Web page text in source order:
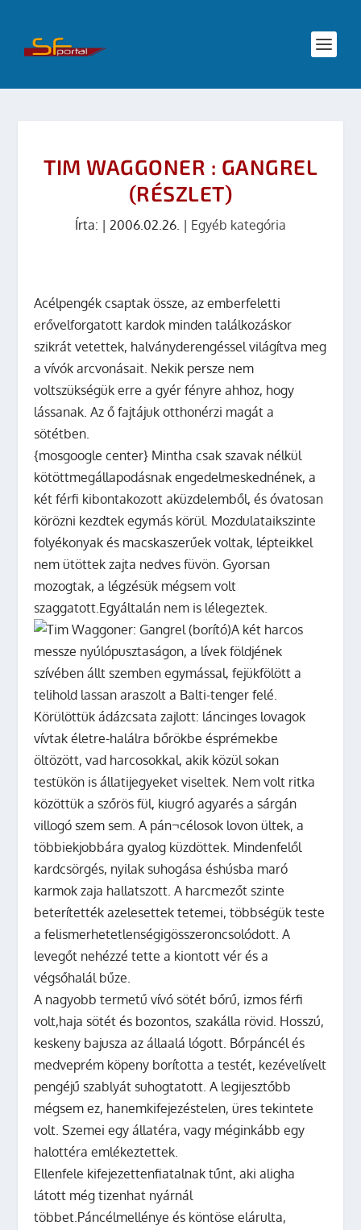
TIM WAGGONER : GANGREL
(RÉSZLET)
Írta: | 2006.02.26. | Egyéb kategória
Acélpengék csaptak össze, az emberfeletti
erővelforgatott kardok minden találkozáskor
szikrát vetettek, halványderengéssel világítva meg
a vívók arcvonásait. Nekik persze nem
voltszükségük erre a gyér fényre ahhoz, hogy
lássanak. Az ő fajtájuk otthonérzi magát a
sötétben.
{mosgoogle center} Mintha csak szavak nélkül
kötöttmegállapodásnak engedelmeskednének, a
két férfi kibontakozott aküzdelemből, és óvatosan
körözni kezdtek egymás körül. Mozdulataikszinte
folyékonyak és macskaszerűek voltak, lépteikkel
nem ütöttek zajta nedves füvön. Gyorsan
mozogtak, a légzésük mégsem volt
szaggatott.Egyáltalán nem is lélegeztek.
A két harcos
messze nyúlópusztaságon, a lívek földjének
szívében állt szemben egymással, fejükfölött a
telihold lassan araszolt a Balti-tenger felé.
Körülöttük ádázcsata zajlott: láncinges lovagok
vívtak életre-halálra bőrökbe ésprémekbe
öltözött, vad harcosokkal, akik közül sokan
testükön is állatijegyeket viseltek. Nem volt ritka
közöttük a szőrös fül, kiugró agyarés a sárgán
villogó szem sem. A pán¬célosok lovon ültek, a
többiekjobbára gyalog küzdöttek. Mindenfelől
kardcsörgés, nyilak suhogása éshúsba maró
karmok zaja hallatszott. A harcmezőt szinte
beterítették azelesettek tetemei, többségük teste
a felismerhetetlenségigösszeroncsolódott. A
levegőt nehézzé tette a kiontott vér és a
végsőhalál bűze.
A nagyobb termetű vívó sötét bőrű, izmos férfi
volt,haja sötét és bozontos, szakálla rövid. Hosszú,
keskeny bajusza az állaalá lógott. Bőrpáncél és
medveprém köpeny borította a testét, kezévelívelt
pengéjű szablyát suhogtatott. A legijesztőbb
mégsem ez, hanemkifejezéstelen, üres tekintete
volt. Szemei egy állatéra, vagy méginkább egy
halottéra emlékeztettek.
Ellenfele kifejezettenfiatalnak tűnt, aki aligha
látott még tizenhat nyárnál
többet.Páncélmellénye és köntöse elárulta,